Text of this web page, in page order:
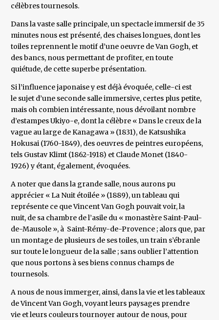
célèbres tournesols.
Dans la vaste salle principale, un spectacle immersif de 35
minutes nous est présenté, des chaises longues, dont les
toiles reprennent le motif d’une oeuvre de Van Gogh, et
des bancs, nous permettant de profiter, en toute
quiétude, de cette superbe présentation.
Si l’influence japonaise y est déjà évoquée, celle-ci est
le sujet d’une seconde salle immersive, certes plus petite,
mais oh combien intéressante, nous dévoilant nombre
d’estampes Ukiyo-e, dont la célèbre « Dans le creux de la
vague au large de Kanagawa » (1831), de Katsushika
Hokusai (1760-1849), des oeuvres de peintres européens,
tels Gustav Klimt (1862-1918) et Claude Monet (1840-
1926) y étant, également, évoquées.
A noter que dans la grande salle, nous aurons pu
apprécier « La Nuit étoilée » (1889), un tableau qui
représente ce que Vincent Van Gogh pouvait voir, la
nuit, de sa chambre de l’asile du « monastère Saint-Paul-
de-Mausole », à Saint-Rémy-de-Provence ; alors que, par
un montage de plusieurs de ses toiles, un train s’ébranle
sur toute le longueur de la salle ; sans oublier l’attention
que nous portons à ses biens connus champs de
tournesols.
A nous de nous immerger, ainsi, dans la vie et les tableaux
de Vincent Van Gogh, voyant leurs paysages prendre
vie et leurs couleurs tournoyer autour de nous, pour